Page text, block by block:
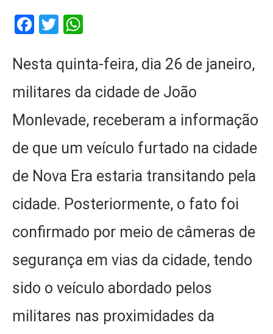
Facebook
Twitter
Nesta quinta-feira, dia 26 de janeiro,
militares da cidade de João
Monlevade, receberam a informação
de que um veículo furtado na cidade
de Nova Era estaria transitando pela
cidade. Posteriormente, o fato foi
confirmado por meio de câmeras de
segurança em vias da cidade, tendo
sido o veículo abordado pelos
militares nas proximidades da